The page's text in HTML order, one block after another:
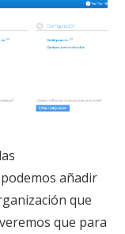
añadir
que
que para